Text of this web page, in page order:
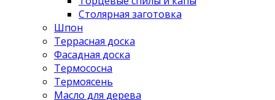
Столярная заготовка
Шпон
Террасная доска
Фасадная доска
Термососна
Термоясень
Масло для дерева